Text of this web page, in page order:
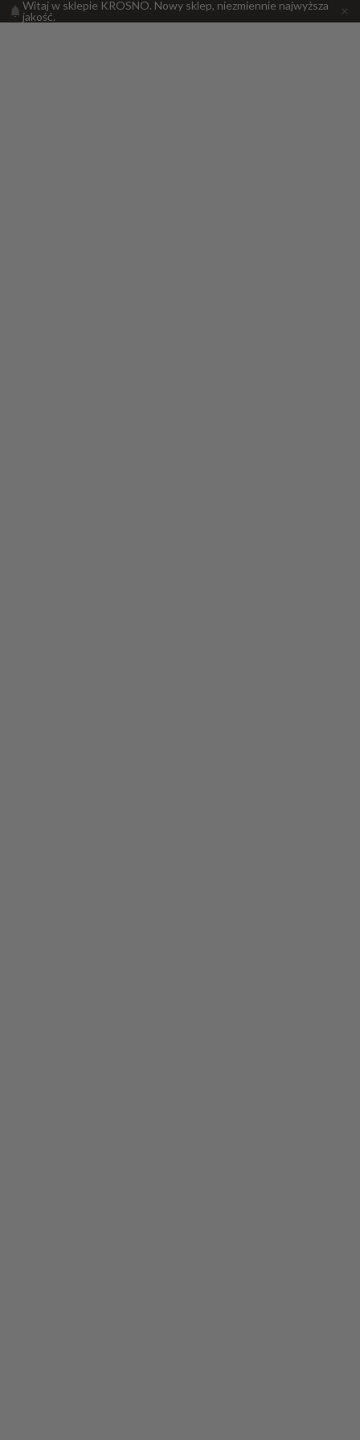
Witaj w sklepie KROSNO. Nowy sklep, niezmiennie najwyższa
jakość.